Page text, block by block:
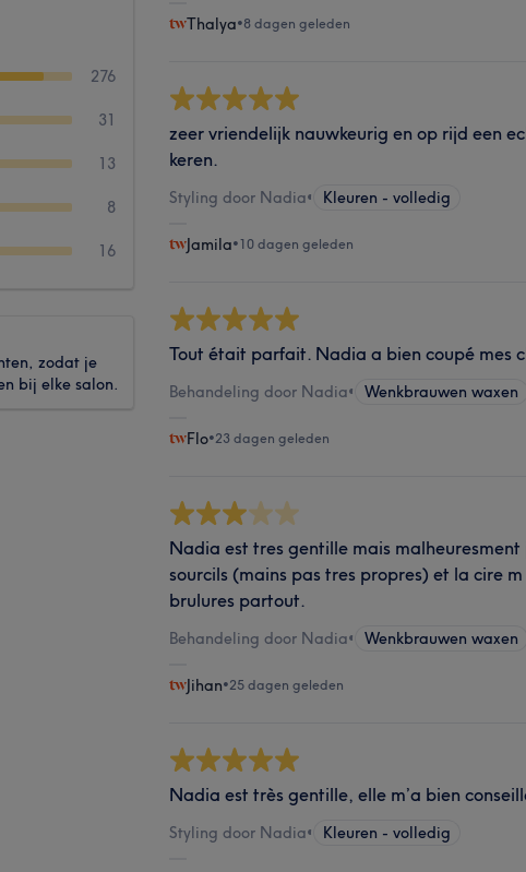
276
31
13
8
16
zodat je
bij elke salon.
Thalya•8 dagen geleden
zeer vriendelijk nauwkeurig en op rijd een
keren.
Styling door Nadia• Kleuren - volledig
Jamila•10 dagen geleden
Tout était parfait. Nadia a bien coupé mes
Behandeling door Nadia• Wenkbrauwen waxen
Flo•23 dagen geleden
Nadia est tres gentille mais
sourcils (mains pas tres propres) et la cire
brulures partout.
Behandeling door Nadia• Wenkbrauwen waxen
Jihan•25 dagen geleden
Nadia est très gentille, elle m’a bien
Styling door Nadia• Kleuren - volledig